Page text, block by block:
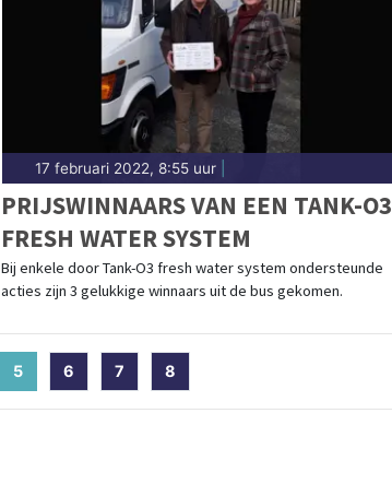
17 februari 2022, 8:55 uur|
PRIJSWINNAARS VAN EEN TANK-O3
FRESH WATER SYSTEM
Bij enkele door Tank-O3 fresh water system ondersteunde
acties zijn 3 gelukkige winnaars uit de bus gekomen.
5(current)
6 7 8